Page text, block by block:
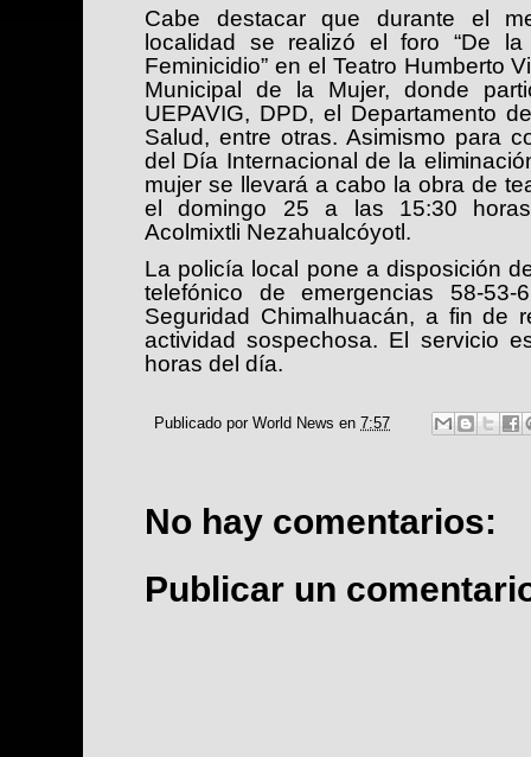
Cabe destacar que durante el
localidad se realizó el foro “De
Feminicidio” en el Teatro Humberto
Municipal de la Mujer, donde
UEPAVIG, DPD, el Departamento
Salud, entre otras. Asimismo para
del Día Internacional de la
mujer se llevará a cabo la obra de
el domingo 25 a las 15:30
Acolmixtli Nezahualcóyotl.
La policía local pone a disposición
telefónico de emergencias 58-
Seguridad Chimalhuacán, a fin de
actividad sospechosa. El servicio
horas del día.
Publicado por World News en 7:57
No hay comentarios:
Publicar un